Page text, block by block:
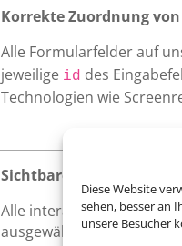
Diese Website
sehen, besser an
unsere Besucher
Korrekte Zuordnung
Alle Formularfelder auf
jeweilige id des
Technologien wie
Sichtbarer Fokus
Alle interaktiven
ausgewählt werden. So